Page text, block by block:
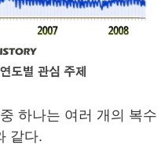
하나는 여러 개의 복
같다.